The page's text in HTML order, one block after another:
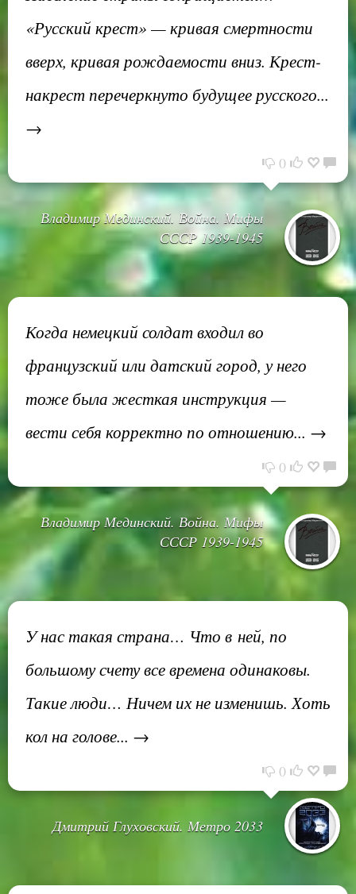
«Русский крест» — кривая смертности
вверх, кривая рождаемости вниз. Крест-
накрест перечеркнуто будущее русского...
→
0
Владимир Мединский. Война. Мифы
СССР 1939-1945
Когда немецкий солдат входил во
французский или датский город, у него
тоже была жесткая инструкция —
вести себя корректно по отношению... →
0
Владимир Мединский. Война. Мифы
СССР 1939-1945
У нас такая страна… Что в ней, по
большому счету все времена одинаковы.
Такие люди… Ничем их не изменишь. Хоть
кол на голове... →
0
Дмитрий Глуховский. Метро 2033